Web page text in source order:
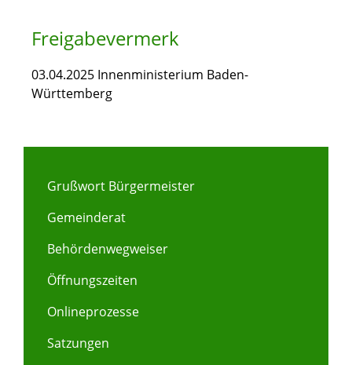
Freigabevermerk
03.04.2025 Innenministerium Baden-
Württemberg
Grußwort Bürgermeister
Gemeinderat
Behördenwegweiser
Öffnungszeiten
Onlineprozesse
Satzungen